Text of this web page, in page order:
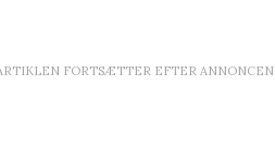
FORTSÆTTER EFTER ANNONCEN